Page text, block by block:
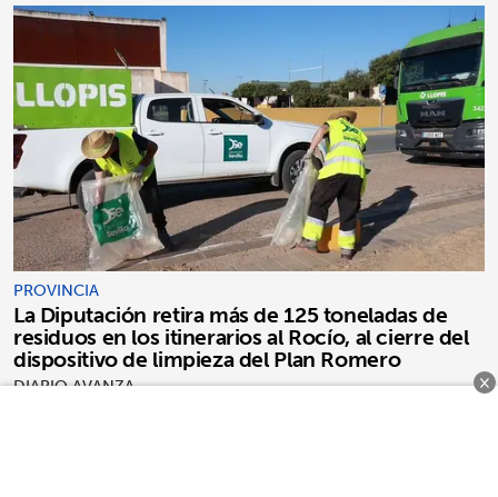
PROVINCIA
La Diputación retira más de 125 toneladas de
residuos en los itinerarios al Rocío, al cierre del
dispositivo de limpieza del Plan Romero
DIARIO AVANZA ×